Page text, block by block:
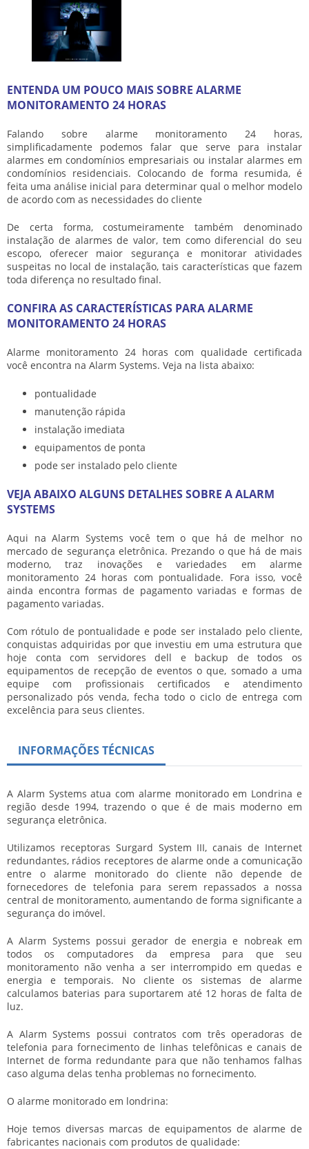
ENTENDA UM POUCO MAIS SOBRE ALARME
MONITORAMENTO 24 HORAS
Falando sobre alarme monitoramento 24 horas,
simplificadamente podemos falar que serve para instalar
alarmes em condomínios empresariais ou instalar alarmes em
condomínios residenciais. Colocando de forma resumida, é
feita uma análise inicial para determinar qual o melhor modelo
de acordo com as necessidades do cliente
De certa forma, costumeiramente também denominado
instalação de alarmes de valor, tem como diferencial do seu
escopo, oferecer maior segurança e monitorar atividades
suspeitas no local de instalação, tais características que fazem
toda diferença no resultado final.
CONFIRA AS CARACTERÍSTICAS PARA ALARME
MONITORAMENTO 24 HORAS
Alarme monitoramento 24 horas com qualidade certificada
você encontra na Alarm Systems. Veja na lista abaixo:
pontualidade
manutenção rápida
instalação imediata
equipamentos de ponta
pode ser instalado pelo cliente
VEJA ABAIXO ALGUNS DETALHES SOBRE A ALARM
SYSTEMS
Aqui na Alarm Systems você tem o que há de melhor no
mercado de segurança eletrônica. Prezando o que há de mais
moderno, traz inovações e variedades em alarme
monitoramento 24 horas com pontualidade. Fora isso, você
ainda encontra formas de pagamento variadas e formas de
pagamento variadas.
Com rótulo de pontualidade e pode ser instalado pelo cliente,
conquistas adquiridas por que investiu em uma estrutura que
hoje conta com servidores dell e backup de todos os
equipamentos de recepção de eventos o que, somado a uma
equipe com profissionais certificados e atendimento
personalizado pós venda, fecha todo o ciclo de entrega com
excelência para seus clientes.
INFORMAÇÕES TÉCNICAS
A Alarm Systems atua com alarme monitorado em Londrina e
região desde 1994, trazendo o que é de mais moderno em
segurança eletrônica.
Utilizamos receptoras Surgard System III, canais de Internet
redundantes, rádios receptores de alarme onde a comunicação
entre o alarme monitorado do cliente não depende de
fornecedores de telefonia para serem repassados a nossa
central de monitoramento, aumentando de forma significante a
segurança do imóvel.
A Alarm Systems possui gerador de energia e nobreak em
todos os computadores da empresa para que seu
monitoramento não venha a ser interrompido em quedas e
energia e temporais. No cliente os sistemas de alarme
calculamos baterias para suportarem até 12 horas de falta de
luz.
A Alarm Systems possui contratos com três operadoras de
telefonia para fornecimento de linhas telefônicas e canais de
Internet de forma redundante para que não tenhamos falhas
caso alguma delas tenha problemas no fornecimento.
O alarme monitorado em londrina:
Hoje temos diversas marcas de equipamentos de alarme de
fabricantes nacionais com produtos de qualidade: